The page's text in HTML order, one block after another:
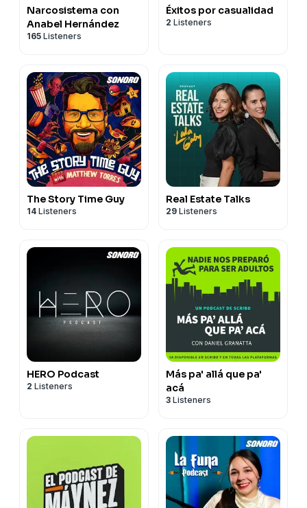
Narcosistema con
Anabel Hernández
165 Listeners
Éxitos por casualidad
2 Listeners
The Story Time Guy
14 Listeners
Real Estate Talks
29 Listeners
HERO Podcast
2 Listeners
Más pa' allá que pa'
acá
3 Listeners